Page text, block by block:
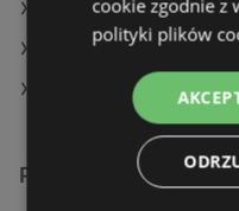
Aktualne gazetki
Aktualne gazetki Dealz
Aktualne gazetki Aldi
Podobne sklepy
cookie zgodnie z
polityki plików